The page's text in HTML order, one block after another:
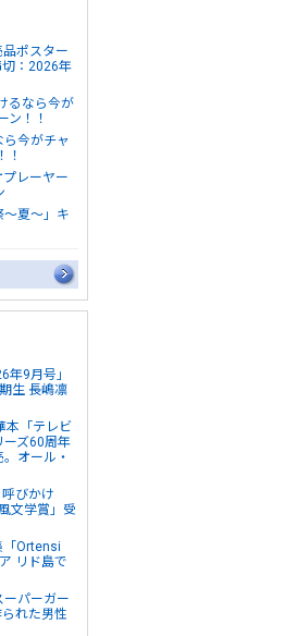
品ポスター
：2026年
るなら今が
ン！！
今がチャ
！
プレーヤー
～夏～」キ
9月号」
生 長嶋凛
本「テレビ
ズ60周年
オール・
びかけ
文学賞」受
「Ortensi
リド島で
ーパーガー
れた男性